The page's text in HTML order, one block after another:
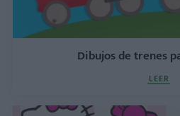
Dibujos de trenes
LEER